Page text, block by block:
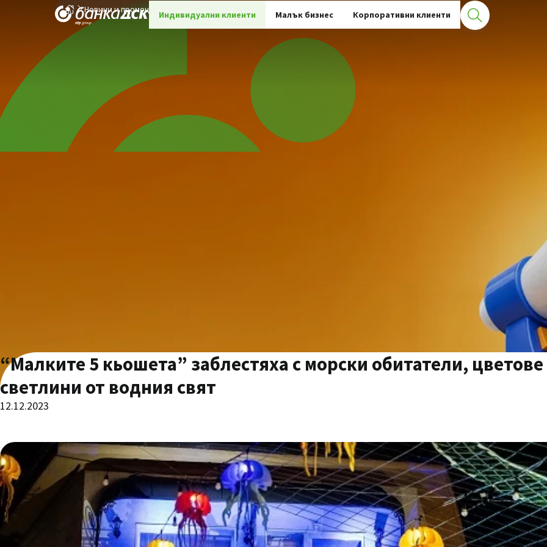
Индивидуални клиенти Малък бизнес Корпоративни клиенти
Новини и промоции
“Малките 5 кьошета” заблестяха с морски обитатели,
светлини от водния свят
12.12.2023